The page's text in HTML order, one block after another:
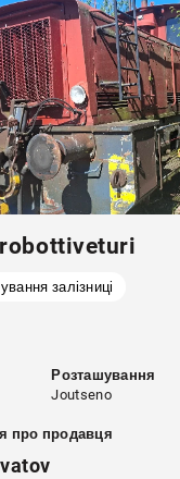
залізниці
Розташування
Joutseno
про продавця